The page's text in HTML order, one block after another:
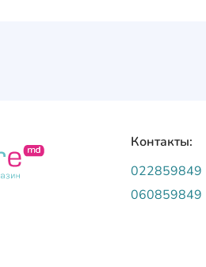
Контакты:
022859849
060859849